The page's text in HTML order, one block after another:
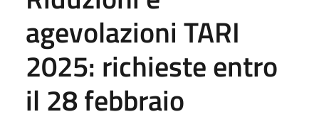
agevolazioni TARI
2025: richieste entro
il 28 febbraio